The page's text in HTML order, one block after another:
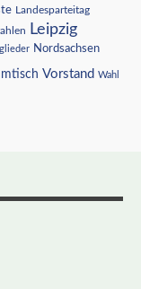
Landesparteitag
Leipzig
Nordsachsen
Vorstand Wahl